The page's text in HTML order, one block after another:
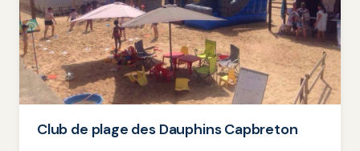
Club de plage des Dauphins Capbreton